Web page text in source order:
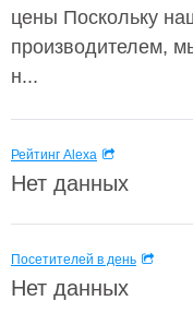
цены Поскольку
производителем,
н...
Рейтинг Alexa
Нет данных
Посетителей в день
Нет данных